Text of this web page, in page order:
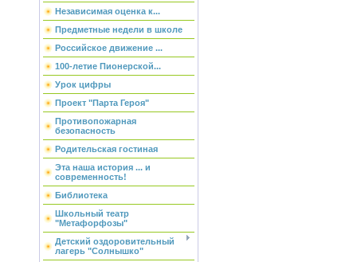
Независимая оценка к...
Предметные недели в школе
Российское движение ...
100-летие Пионерской...
Урок цифры
Проект "Парта Героя"
Противопожарная
безопасность
Родительская гостиная
Эта наша история ... и
современность!
Библиотека
Школьный театр
"Метафорфозы"
Детский оздоровительный
лагерь "Солнышко"